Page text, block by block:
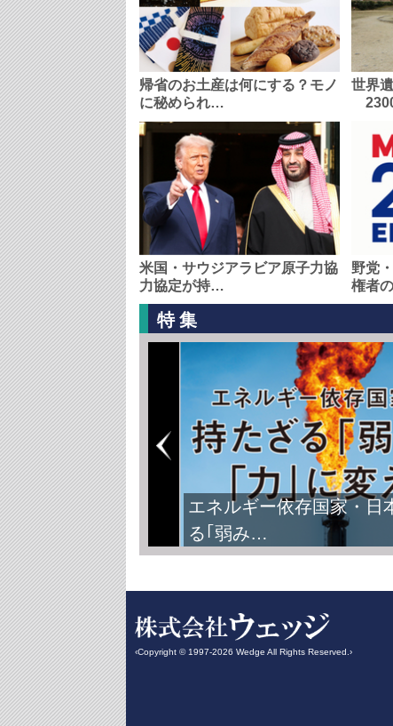
帰省のお土産は何にする？モノ
に秘められ…
世界
米国・サウジアラビア原子力協
力協定が持…
野党
権者
特集
エネルギー依存国家・
る｢弱み…
‹Copyright © 1997-2026 Wedge All Rights Reserved.›